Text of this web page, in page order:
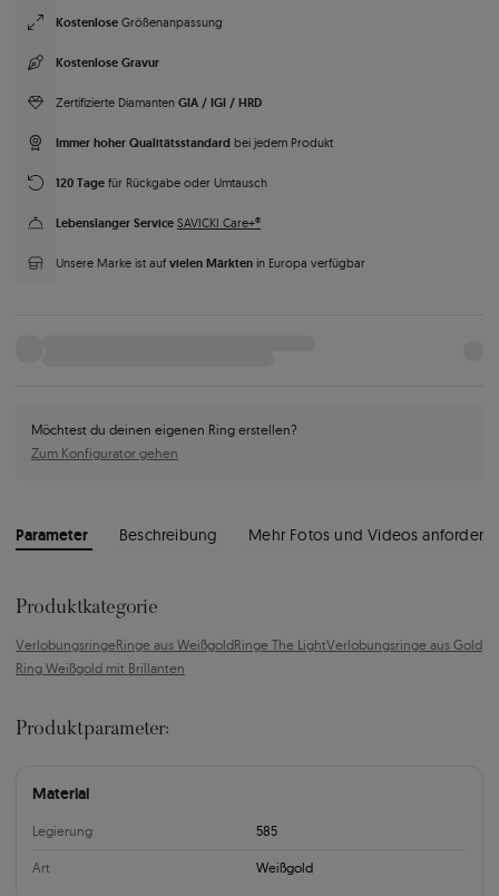
Kostenlose Größenanpassung
Kostenlose Gravur
Zertifizierte Diamanten GIA / IGI / HRD
Immer hoher Qualitätsstandard bei jedem Produkt
120 Tage für Rückgabe oder Umtausch
Lebenslanger Service SAVICKI Care+®
Unsere Marke ist auf vielen Märkten in Europa verfügbar
Möchtest du deinen eigenen Ring erstellen?
Zum Konfigurator gehen
Parameter Beschreibung Mehr Fotos und Videos anfordern
Produktkategorie
VerlobungsringeRinge aus WeißgoldRinge The LightVerlobungsringe aus Gold
Ring Weißgold mit Brillanten
Produktparameter:
Material
Legierung 585
Art Weißgold